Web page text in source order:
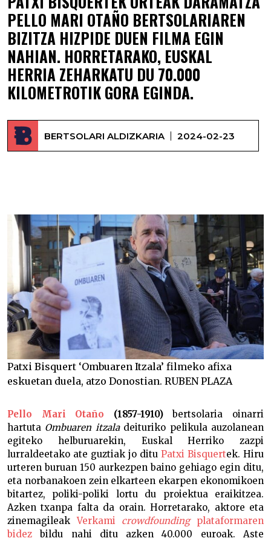
PELLO MARI OTAÑO BERTSOLARIAREN
BIZITZA HIZPIDE DUEN FILMA EGIN
NAHIAN. HORRETARAKO, EUSKAL
HERRIA ZEHARKATU DU 70.000
KILOMETROTIK GORA EGINDA.
BERTSOLARI ALDIZKARIA 2024-02-23
Patxi Bisquert ‘Ombuaren Itzala’ filmeko afixa
eskuetan duela, atzo Donostian. RUBEN PLAZA
Pello Mari Otaño (1857-1910)bertsolaria oinarri
hartuta Ombuaren itzaladeituriko pelikula auzolanean
egiteko helburuarekin, Euskal Herriko zazpi
lurraldeetako ate guztiak jo ditu Patxi Bisquertek. Hiru
urteren buruan 150 aurkezpen baino gehiago egin ditu,
eta norbanakoen zein elkarteen ekarpen ekonomikoen
bitartez, poliki-poliki lortu du proiektua eraikitzea.
Azken txanpa falta da orain. Horretarako, aktore eta
zinemagileakVerkami crowdfoundingplataformaren
bidez bildu nahi ditu azken 40.000 euroak. Aste